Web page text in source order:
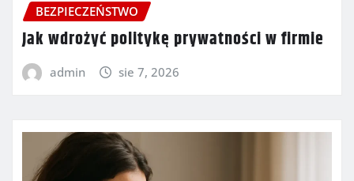
BEZPIECZEŃSTWO
Jak wdrożyć politykę prywatności w firmie
admin sie 7, 2026